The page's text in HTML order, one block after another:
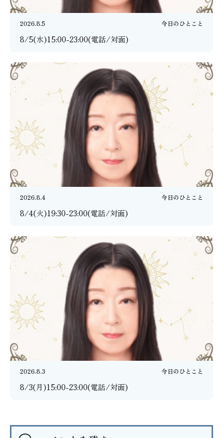
2026.8.5 今日のひとこと
8/5(水)15:00-23:00(電話/対面)
2026.8.4 今日のひとこと
8/4(火)19:30-23:00(電話/対面)
2026.8.3 今日のひとこと
8/3(月)15:00-23:00(電話/対面)